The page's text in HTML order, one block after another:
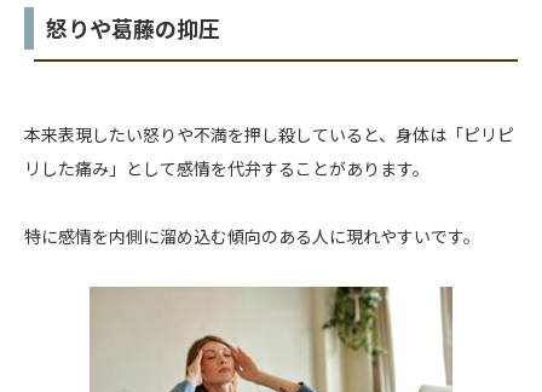
怒りや葛藤の抑圧
本来表現したい怒りや不満を押し殺していると、身体は「ピリピ
リした痛み」として感情を代弁することがあります。
特に感情を内側に溜め込む傾向のある人に現れやすいです。